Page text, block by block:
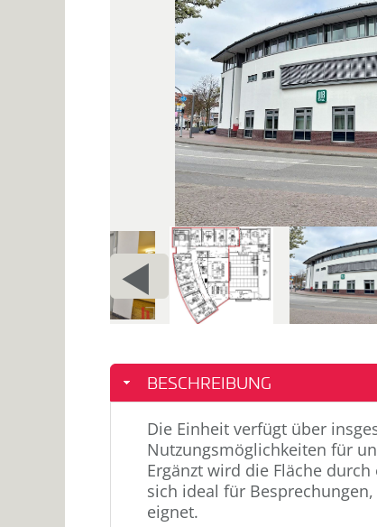
c
VORHERIGE
SEITE
BESCHREIBUNG
Die Einheit verfügt über
Nutzungsmöglichkeiten für
Ergänzt wird die Fläche
sich ideal für
eignet.